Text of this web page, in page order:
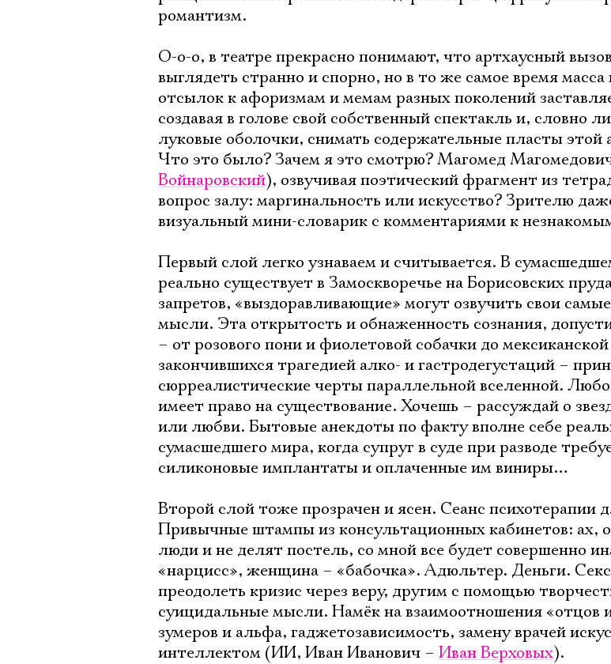
романтизм.
О-о-о, в театре прекрасно понимают, что артхаусный
выглядеть странно и спорно, но в то же самое время
отсылок к афоризмам и мемам разных поколений
создавая в голове свой собственный спектакль и, словно
луковые оболочки, снимать содержательные пласты этой
Что это было? Зачем я это смотрю? Магомед
Войнаровский), озвучивая поэтический фрагмент из
вопрос залу: маргинальность или искусство? Зрителю
визуальный мини-словарик с комментариями к
Первый слой легко узнаваем и считывается. В
реально существует в Замоскворечье на Борисовских
запретов, «выздоравливающие» могут озвучить свои
мысли. Эта открытость и обнаженность сознания,
– от розового пони и фиолетовой собачки до
закончившихся трагедией алко- и гастродегустаций –
сюрреалистические черты параллельной вселенной.
имеет право на существование. Хочешь – рассуждай о
или любви. Бытовые анекдоты по факту вполне себе
сумасшедшего мира, когда супруг в суде при разводе
силиконовые имплантаты и оплаченные им виниры…
Второй слой тоже прозрачен и ясен. Сеанс психотерапии
Привычные штампы из консультационных кабинетов: ах,
люди и не делят постель, со мной все будет совершенно
«нарцисс», женщина – «бабочка». Адюльтер. Деньги.
преодолеть кризис через веру, другим с помощью
суицидальные мысли. Намёк на взаимоотношения «отцов
зумеров и альфа, гаджетозависимость, замену врачей
интеллектом (ИИ, Иван Иванович – Иван Верховых).